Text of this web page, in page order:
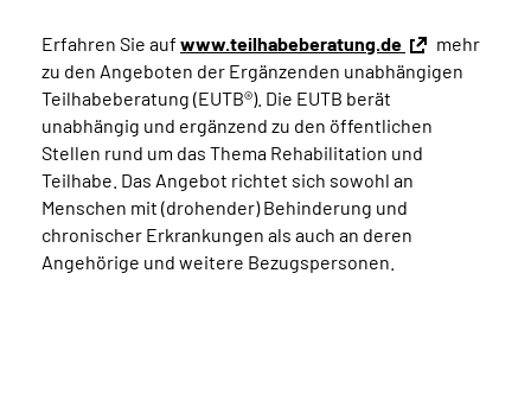
Erfahren Sie auf www.teilhabeberatung.de
mehr
zu den Angeboten der Ergänzenden unabhängigen
Teilhabeberatung (EUTB®). Die EUTB berät
unabhängig und ergänzend zu den öffentlichen
Stellen rund um das Thema Rehabilitation und
Teilhabe. Das Angebot richtet sich sowohl an
Menschen mit (drohender) Behinderung und
chronischer Erkrankungen als auch an deren
Angehörige und weitere Bezugspersonen.